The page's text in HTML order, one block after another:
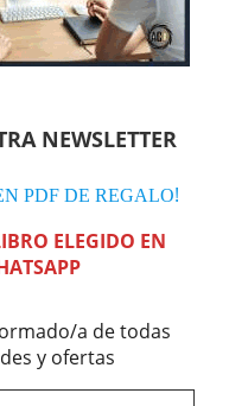
NEWSLETTER
PDF DE REGALO!
ELEGIDO EN
a de todas
y ofertas